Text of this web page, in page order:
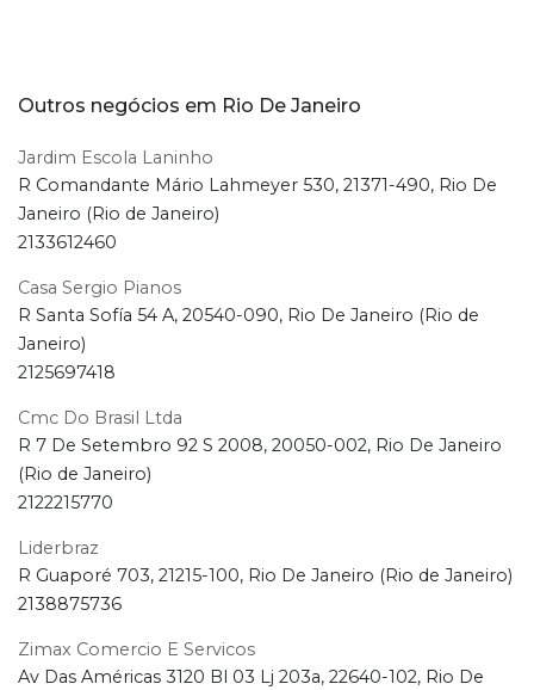
Outros negócios em Rio De Janeiro
Jardim Escola Laninho
R Comandante Mário Lahmeyer 530, 21371-490, Rio De
Janeiro (Rio de Janeiro)
2133612460
Casa Sergio Pianos
R Santa Sofía 54 A, 20540-090, Rio De Janeiro (Rio de
Janeiro)
2125697418
Cmc Do Brasil Ltda
R 7 De Setembro 92 S 2008, 20050-002, Rio De Janeiro
(Rio de Janeiro)
2122215770
Liderbraz
R Guaporé 703, 21215-100, Rio De Janeiro (Rio de Janeiro)
2138875736
Zimax Comercio E Servicos
Av Das Américas 3120 Bl 03 Lj 203a, 22640-102, Rio De